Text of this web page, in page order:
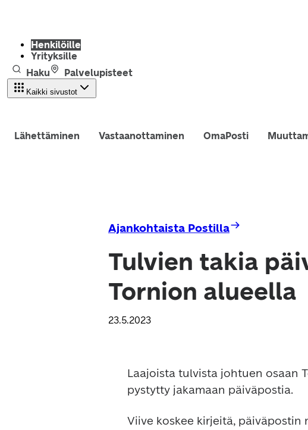
Henkilöille
Yrityksille
Haku
Palvelupisteet
Kaikki sivustot
Lähettäminen Vastaanottaminen OmaPosti
Ajankohtaista Postilla
Tulvien takia
Tornion alueella
23.5.2023
Laajoista tulvista johtuen osaan
pystytty jakamaan päiväpostia.
Viive koskee kirjeitä, päiväpostin